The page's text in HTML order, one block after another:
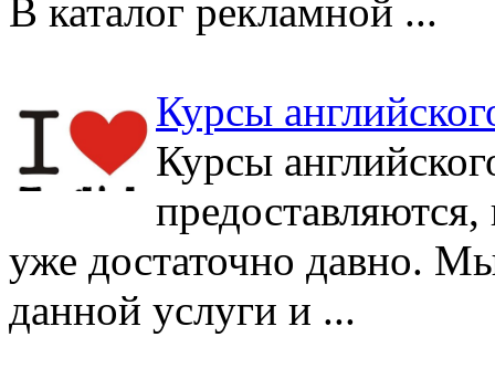
В каталог рекламной ...
Курсы
Курсы
уже достаточно давно.
данной услуги и ...